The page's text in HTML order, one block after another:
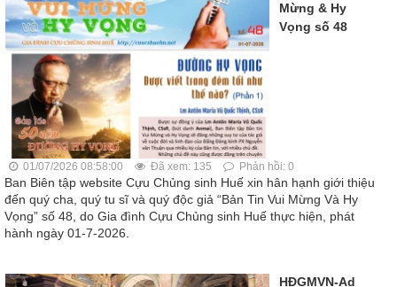
Mừng & Hy
Vọng số 48
01/07/2026 08:58:00 Đã xem: 135 Phản hồi: 0
Ban Biên tập website Cựu Chủng sinh Huế xin hân hạnh giới thiệu
đến quý cha, quý tu sĩ và quý độc giả “Bản Tin Vui Mừng Và Hy
Vọng” số 48, do Gia đình Cựu Chủng sinh Huế thực hiện, phát
hành ngày 01-7-2026.
HĐGMVN-Ad